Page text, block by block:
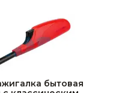
бытовая